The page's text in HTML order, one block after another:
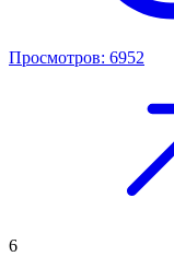
Просмотров: 6952
6